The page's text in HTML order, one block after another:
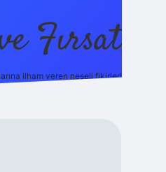
Fırsat
ilham veren neşeli fikirler!